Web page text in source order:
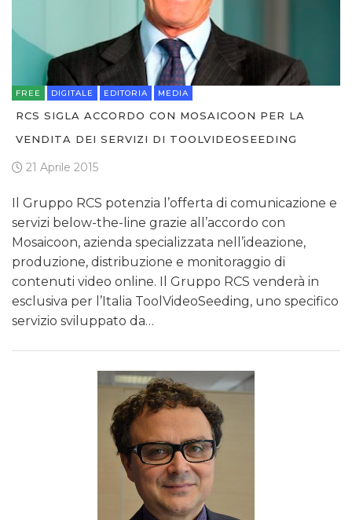
FREE DIGITALE EDITORIA MEDIA
RCS SIGLA ACCORDO CON MOSAICOON PER LA
VENDITA DEI SERVIZI DI TOOLVIDEOSEEDING
21 Aprile 2015
Il Gruppo RCS potenzia l’offerta di comunicazione e
servizi below-the-line grazie all’accordo con
Mosaicoon, azienda specializzata nell’ideazione,
produzione, distribuzione e monitoraggio di
contenuti video online. Il Gruppo RCS venderà in
esclusiva per l’Italia ToolVideoSeeding, uno specifico
servizio sviluppato da…